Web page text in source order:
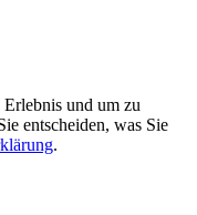
und um zu
entscheiden, was Sie
.